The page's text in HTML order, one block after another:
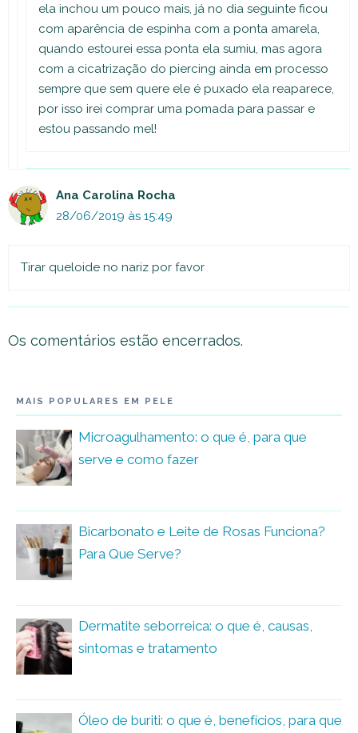
ela inchou um pouco mais, já no dia seguinte ficou
com aparência de espinha com a ponta amarela,
quando estourei essa ponta ela sumiu, mas agora
com a cicatrização do piercing ainda em processo
sempre que sem quere ele é puxado ela reaparece,
por isso irei comprar uma pomada para passar e
estou passando mel!
Ana Carolina Rocha
28/06/2019 às 15:49
Tirar queloide no nariz por favor
Os comentários estão encerrados.
MAIS POPULARES EM PELE
Microagulhamento: o que é, para que
serve e como fazer
Bicarbonato e Leite de Rosas Funciona?
Para Que Serve?
Dermatite seborreica: o que é, causas,
sintomas e tratamento
Óleo de buriti: o que é, benefícios, para que